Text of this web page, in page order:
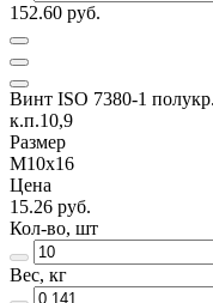
152.60 руб.
Винт ISO 7380-1
к.п.10,9
Размер
М10х16
Цена
15.26 руб.
Кол-во, шт
Вес, кг